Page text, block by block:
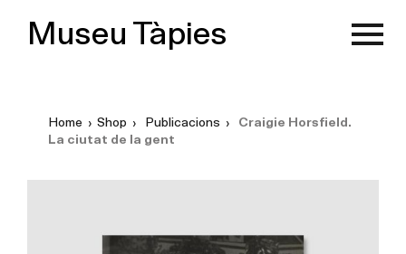
Museu Tàpies
Home › Shop › Publicacions ›
Craigie Horsfield.
La ciutat de la gent